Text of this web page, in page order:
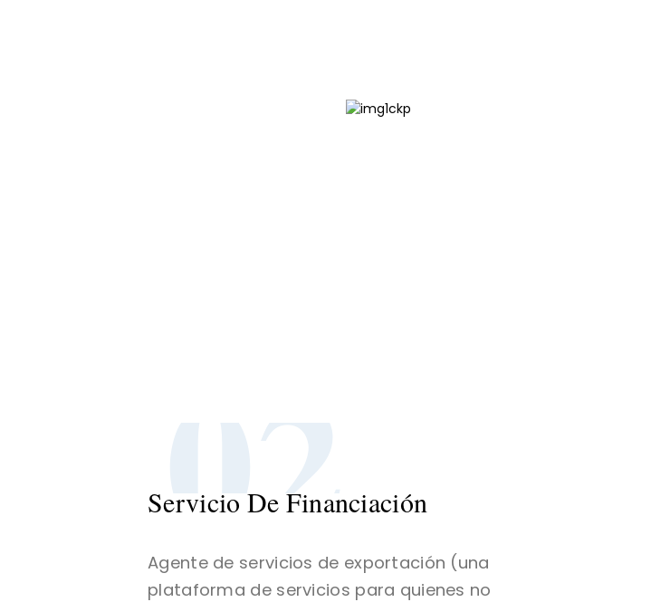
02
Servicio De Financiación
Agente de servicios de exportación (una
plataforma de servicios para quienes no